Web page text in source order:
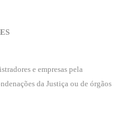
e empresas pela
da Justiça ou de órgãos